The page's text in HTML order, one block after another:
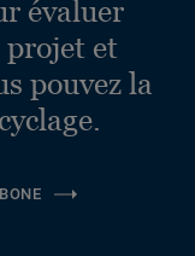
évaluer
projet et
pouvez la